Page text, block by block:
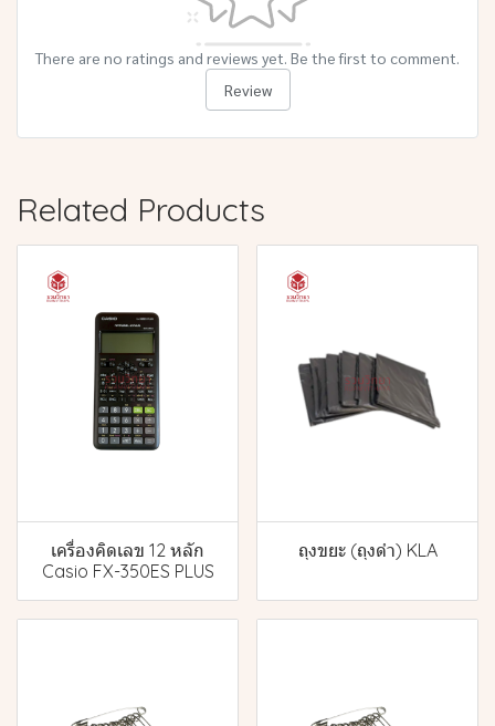
There are no ratings and reviews yet. Be the first to comment.
Review
Related Products
เครื่องคิดเลข 12 หลัก
Casio FX-350ES PLUS
ถุงขยะ (ถุงดำ) KLA